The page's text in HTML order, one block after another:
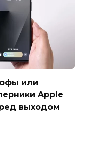
или
Apple
выходом